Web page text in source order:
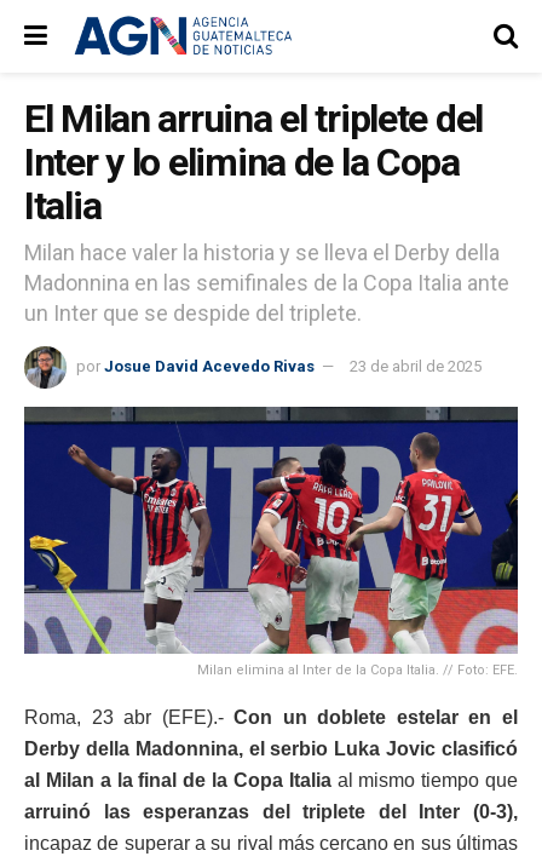
El Milan arruina el triplete del
Inter y lo elimina de la Copa
Italia
Milan hace valer la historia y se lleva el Derby della
Madonnina en las semifinales de la Copa Italia ante
un Inter que se despide del triplete.
por Josue David Acevedo Rivas 23 de abril de 2025
Milan elimina al Inter de la Copa Italia. // Foto: EFE.
Roma, 23 abr (EFE).-Con un doblete estelar en el
Derby della Madonnina, el serbio Luka Jovic clasificó
al Milan a la final de la Copa Italiaal mismo tiempo que
arruinó las esperanzas del triplete del Inter (0-3),
incapaz de superar a su rival más cercano en sus últimas